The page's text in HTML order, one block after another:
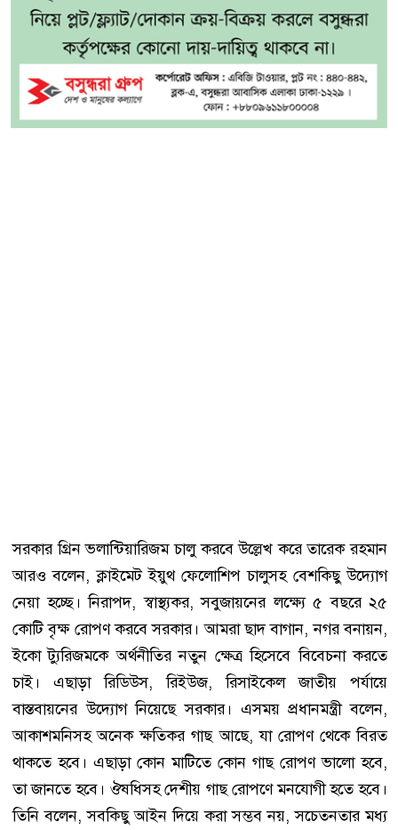
সরকার গ্রিন ভলান্টিয়ারিজম চালু করবে উল্লেখ করে তারেক রহমান
আরও বলেন, ক্লাইমেট ইয়ুথ ফেলোশিপ চালুসহ বেশকিছু উদ্যোগ
নেয়া হচ্ছে। নিরাপদ, স্বাস্থ্যকর, সবুজায়নের লক্ষ্যে ৫ বছরে ২৫
কোটি বৃক্ষ রোপণ করবে সরকার। আমরা ছাদ বাগান, নগর বনায়ন,
ইকো ট্যুরিজমকে অর্থনীতির নতুন ক্ষেত্র হিসেবে বিবেচনা করতে
চাই। এছাড়া রিডিউস, রিইউজ, রিসাইকেল জাতীয় পর্যায়ে
বাস্তবায়নের উদ্যোগ নিয়েছে সরকার। এসময় প্রধানমন্ত্রী বলেন,
আকাশমনিসহ অনেক ক্ষতিকর গাছ আছে, যা রোপণ থেকে বিরত
থাকতে হবে। এছাড়া কোন মাটিতে কোন গাছ রোপণ ভালো হবে,
তা জানতে হবে। ঔষধিসহ দেশীয় গাছ রোপণে মনযোগী হতে হবে।
তিনি বলেন, সবকিছু আইন দিয়ে করা সম্ভব নয়, সচেতনতার মধ্য